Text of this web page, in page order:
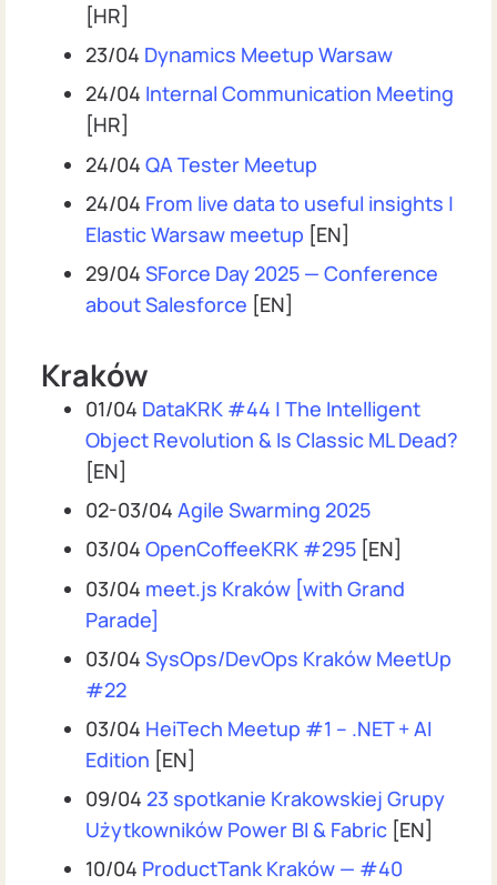
[HR]
23/04 Dynamics Meetup Warsaw
24/04 Internal Communication Meeting
[HR]
24/04 QA Tester Meetup
24/04 From live data to useful insights |
Elastic Warsaw meetup [EN]
29/04 SForce Day 2025 — Conference
about Salesforce [EN]
Kraków
01/04 DataKRK #44 | The Intelligent
Object Revolution & Is Classic ML Dead?
[EN]
02-03/04 Agile Swarming 2025
03/04 OpenCoffeeKRK #295 [EN]
03/04 meet.js Kraków [with Grand
Parade]
03/04 SysOps/DevOps Kraków MeetUp
#22
03/04 HeiTech Meetup #1 – .NET + AI
Edition [EN]
09/04 23 spotkanie Krakowskiej Grupy
Użytkowników Power BI & Fabric [EN]
10/04 ProductTank Kraków — #40